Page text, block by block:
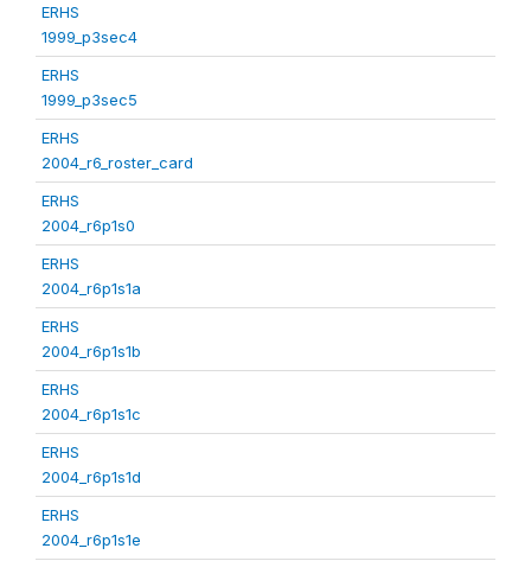
ERHS
1999_p3sec4
ERHS
1999_p3sec5
ERHS
2004_r6_roster_card
ERHS
2004_r6p1s0
ERHS
2004_r6p1s1a
ERHS
2004_r6p1s1b
ERHS
2004_r6p1s1c
ERHS
2004_r6p1s1d
ERHS
2004_r6p1s1e